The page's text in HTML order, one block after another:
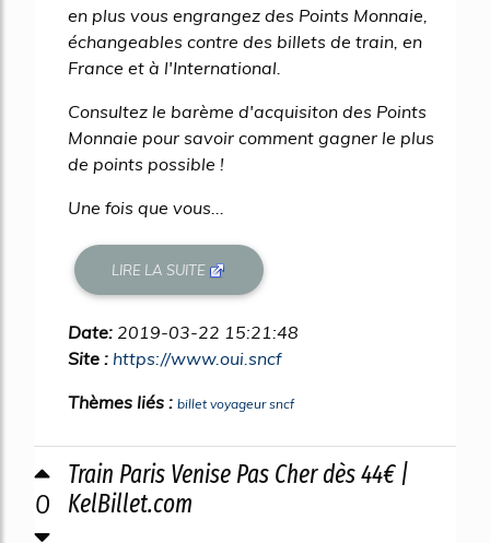
en plus vous engrangez des Points Monnaie,
échangeables contre des billets de train, en
France et à l'International.
Consultez le barème d'acquisiton des Points
Monnaie pour savoir comment gagner le plus
de points possible !
Une fois que vous...
LIRE LA SUITE
Date: 2019-03-22 15:21:48
Site : https://www.oui.sncf
Thèmes liés : billet voyageur sncf
0
Train Paris Venise Pas Cher dès 44€ |
KelBillet.com